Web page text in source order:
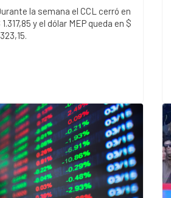
la semana el CCL cerró en
1.317,85 y el dólar MEP queda en $